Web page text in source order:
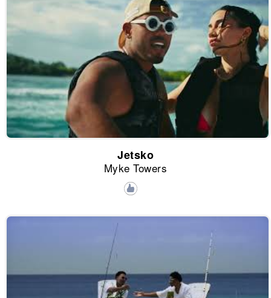
Jetsko
Myke Towers